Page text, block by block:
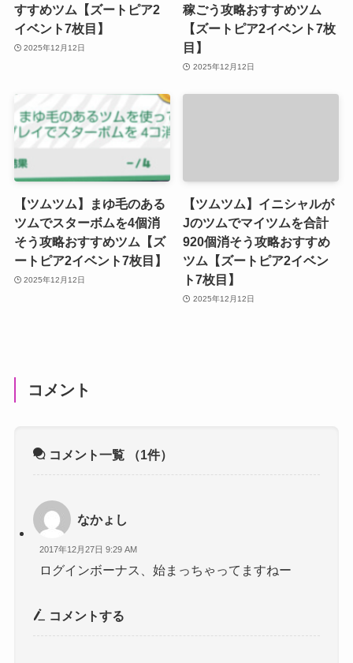
すすめツム【ズートピア2
イベント7枚目】
2025年12月12日
稼ごう攻略おすすめツム
【ズートピア2イベント7枚
目】
2025年12月12日
【ツムツム】まゆ毛のある
ツムでスターボムを4個消
そう攻略おすすめツム【ズ
ートピア2イベント7枚目】
2025年12月12日
【ツムツム】イニシャルが
Jのツムでマイツムを合計
920個消そう攻略おすすめ
ツム【ズートピア2イベン
ト7枚目】
2025年12月12日
コメント
コメント一覧 （1件）
なかょし
2017年12月27日 9:29 AM
ログインボーナス、始まっちゃってますねー
コメントする